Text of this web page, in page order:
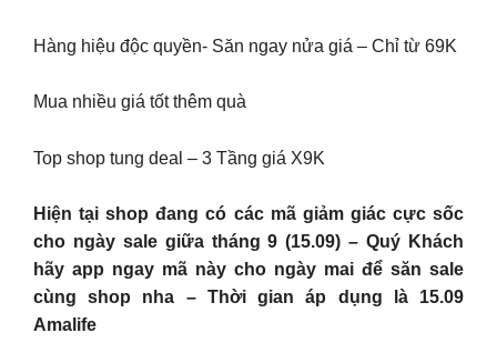
Hàng hiệu độc quyền- Săn ngay nửa giá – Chỉ từ 69K
Mua nhiều giá tốt thêm quà
Top shop tung deal – 3 Tầng giá X9K
Hiện tại shop đang có các mã giảm giác cực sốc
cho ngày sale giữa tháng 9 (15.09) – Quý Khách
hãy app ngay mã này cho ngày mai để săn sale
cùng shop nha – Thời gian áp dụng là 15.09
Amalife